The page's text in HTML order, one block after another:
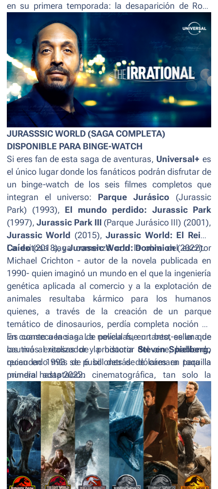
en su primera temporada: la desaparición de Rose
Karen David
romántico del protagonista y compañera de equipo.
JURASSSIC WORLD (SAGA COMPLETA)
DISPONIBLE PARA BINGE-WATCH
Si eres fan de esta saga de aventuras, Universal+ es
el único lugar donde los fanáticos podrán disfrutar de
un binge-watch de los seis filmes completos que
integran el universo: Parque Jurásico (Jurassic
Park) (1993), El mundo perdido: Jurassic Park
(1997), Jurassic Park III (Parque Jurásico III) (2001),
Jurassic World (2015), Jurassic World: El Reino
Caído(2018), yJurassic World: Dominion(2022).
La exitosa saga comenzó con la obra del escritor
Michael Crichton - autor de la novela publicada en
1990- quien imaginó un mundo en el que la ingeniería
genética aplicada al comercio y a la explotación de
animales resultaba kármico para los humanos
quienes, a través de la creación de un parque
temático de dinosaurios, perdía completa noción de
las consecuencias. La novela fue un best-seller que
cautivó al realizador y productor Steven Spielberg,
quien en 1993 se puso detrás de cámara para la
primera adaptación cinematográfica, tan solo la
punta del ovillo de una franquicia que género 5
billones de dólares en ingresos, convirtiéndola en una
de las franquicias de medios de comunicación más
taquilleras de todos los tiempos.
En cuanto a la saga de películas, en tanto, es una de
las más exitosas de la historia del cine, habiendo
recaudado más de 6 billones de dólares en taquilla
mundial hasta 2022.